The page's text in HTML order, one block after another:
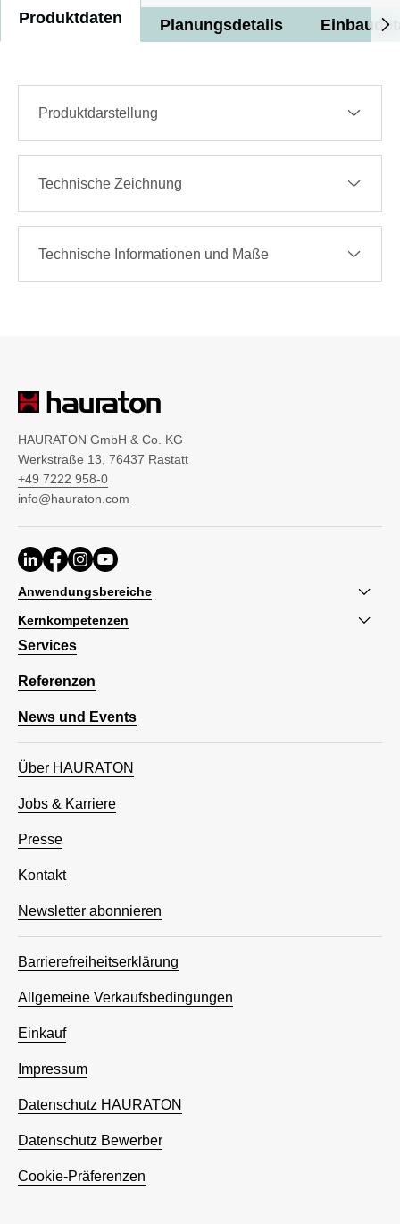
Produktdaten Planungsdetails
Produktdarstellung
Technische Zeichnung
Technische Informationen und Maße
HAURATON GmbH & Co. KG
Werkstraße 13, 76437 Rastatt
+49 7222 958-0
info@hauraton.com
Anwendungsbereiche
Kernkompetenzen
Services
Referenzen
News und Events
Über HAURATON
Jobs & Karriere
Presse
Kontakt
Newsletter abonnieren
Barrierefreiheitserklärung
Allgemeine Verkaufsbedingungen
Einkauf
Impressum
Datenschutz HAURATON
Datenschutz Bewerber
Cookie-Präferenzen